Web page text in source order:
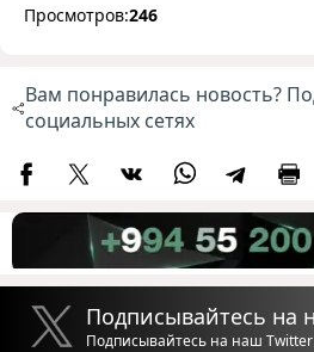
Просмотров:246
Вам понравилась новость?
социальных сетях
Подписывайтесь на
Подписывайтесь на наш Twitter